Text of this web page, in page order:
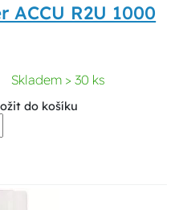
ACCU R2U 1000
Skladem > 30 ks
do košíku